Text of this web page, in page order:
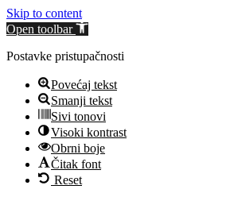
Skip to content
Open toolbar
Postavke pristupačnosti
Povećaj tekst
Smanji tekst
Sivi tonovi
Visoki kontrast
Obrni boje
Čitak font
Reset